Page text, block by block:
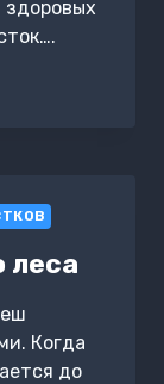
леса
Когда
до